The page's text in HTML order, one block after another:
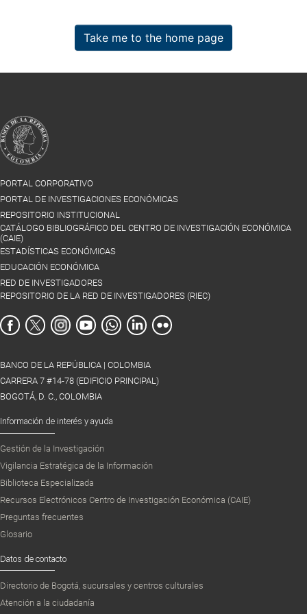
Take me to the home page
PORTAL CORPORATIVO
PORTAL DE INVESTIGACIONES ECONÓMICAS
REPOSITORIO INSTITUCIONAL
CATÁLOGO BIBLIOGRÁFICO DEL CENTRO DE INVESTIGACIÓN ECONÓMICA
(CAIE)
ESTADÍSTICAS ECONÓMICAS
EDUCACIÓN ECONÓMICA
RED DE INVESTIGADORES
REPOSITORIO DE LA RED DE INVESTIGADORES (RIEC)
BANCO DE LA REPÚBLICA | COLOMBIA
CARRERA 7 #14-78 (EDIFICIO PRINCIPAL)
BOGOTÁ, D. C., COLOMBIA
Información de interés y ayuda
Gestión de la Investigación
Vigilancia Estratégica de la Información
Biblioteca Especializada
Recursos Electrónicos Centro de Investigación Económica (CAIE)
Preguntas frecuentes
Glosario
Datos de contacto
Directorio de Bogotá, sucursales y centros culturales
Atención a la ciudadanía